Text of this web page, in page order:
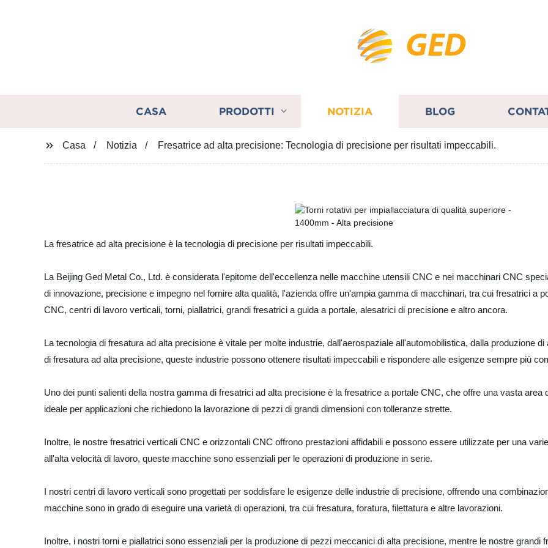
GED
CASA PRODOTTI NOTIZIA BLOG
Casa Notizia Fresatrice ad alta precisione: Tecnologia di precisione per risultati impeccabili.
La fresatrice ad alta precisione è la tecnologia di precisione per risultati impeccabili.
La Beijing Ged Metal Co., Ltd. è considerata l'epitome dell'eccellenza nelle macchine utensili CNC e nei macchinari CNC
di innovazione, precisione e impegno nel fornire alta qualità, l'azienda offre un'ampia gamma di macchinari, tra cui fresatrici a
CNC, centri di lavoro verticali, torni, piallatrici, grandi fresatrici a guida a portale, alesatrici di precisione e altro ancora.
La tecnologia di fresatura ad alta precisione è vitale per molte industrie, dall'aerospaziale all'automobilistica, dalla produzione
di fresatura ad alta precisione, queste industrie possono ottenere risultati impeccabili e rispondere alle esigenze sempre più
Uno dei punti salienti della nostra gamma di fresatrici ad alta precisione è la fresatrice a portale CNC, che offre una vasta
ideale per applicazioni che richiedono la lavorazione di pezzi di grandi dimensioni con tolleranze strette.
Inoltre, le nostre fresatrici verticali CNC e orizzontali CNC offrono prestazioni affidabili e possono essere utilizzate per una
all'alta velocità di lavoro, queste macchine sono essenziali per le operazioni di produzione in serie.
I nostri centri di lavoro verticali sono progettati per soddisfare le esigenze delle industrie di precisione, offrendo una
macchine sono in grado di eseguire una varietà di operazioni, tra cui fresatura, foratura, filettatura e altre lavorazioni.
Inoltre, i nostri torni e piallatrici sono essenziali per la produzione di pezzi meccanici di alta precisione, mentre le nostre grandi